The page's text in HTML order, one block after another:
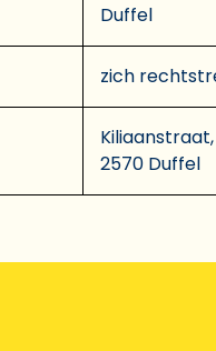
Duffel
zich
2570 Duffel